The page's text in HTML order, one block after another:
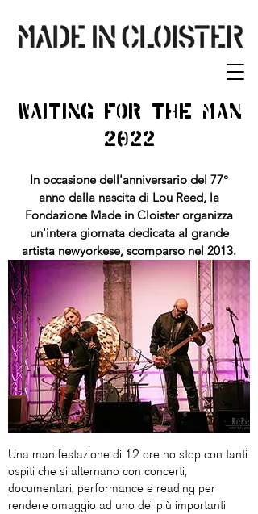
Waiting For the Man
2022
In occasione dell'anniversario del 77°
anno dalla nascita di Lou Reed, la
Fondazione Made in Cloister organizza
un'intera giornata dedicata al grande
artista newyorkese, scomparso nel 2013.
Una manifestazione di 12 ore no stop con tanti
ospiti che si alternano con concerti,
documentari, performance e reading per
rendere omaggio ad uno dei più importanti